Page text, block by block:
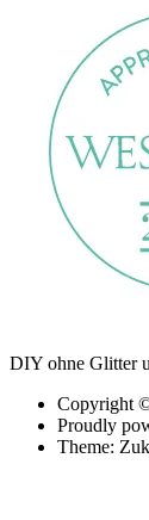
DIY ohne Glitter
Copyright
Proudly
Theme: